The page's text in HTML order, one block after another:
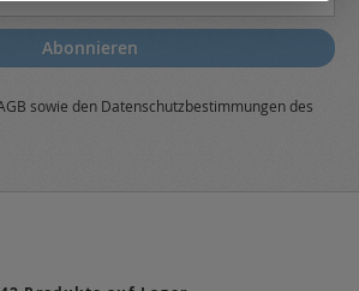
Abonnieren
sowie den Datenschutzbestimmungendes